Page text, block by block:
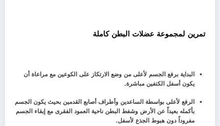
تمرين لمجموعة عضلات البطن كاملة
البداية برفع الجسم لأعلى من وضع الارتكاز على الكوعين مع مراعاة أن
يكون أسفل الكتفين مباشرة.
الرفع لأعلى بواسطة الساعدين وأطراف أصابع القدمين بحيث يكون الجسم
بأكمله بعيداً عن الأرض وشفط البطن ناحية العمود الفقرى مع إبقاء الجسم
مفروداً دون هبوط الجذع لأسفل.